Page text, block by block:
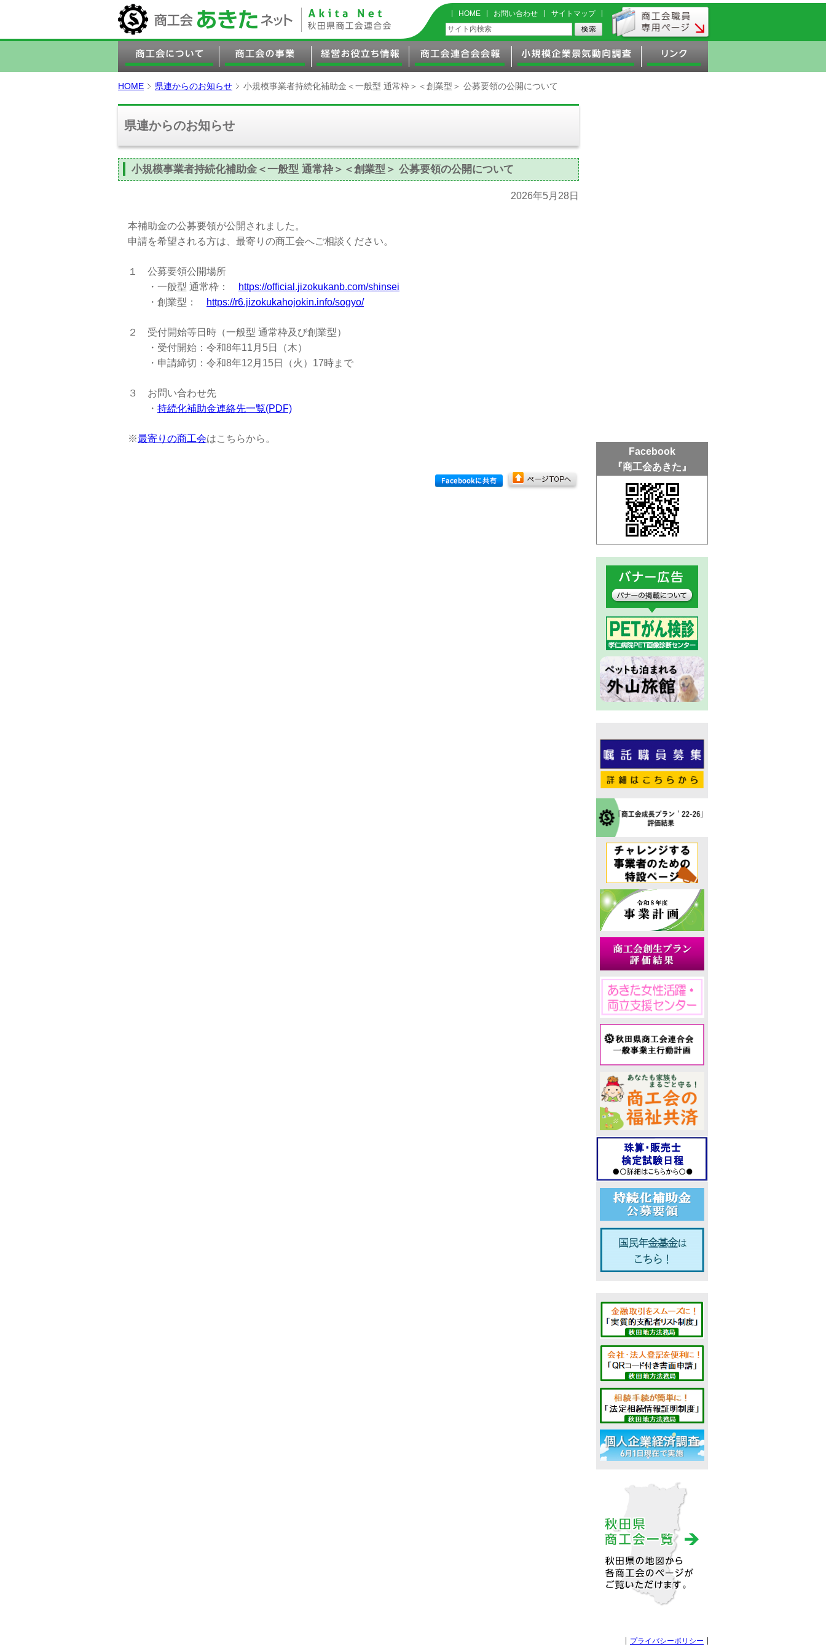
HOME お問い合わせ サイトマップ
HOME 県連からのお知らせ 小規模事業者持続化補助金＜一般型 通常枠＞＜創業型＞ 公募要領の公開について
県連からのお知らせ
小規模事業者持続化補助金＜一般型 通常枠＞＜創業型＞ 公募要領の公開について
2026年5月28日
本補助金の公募要領が公開されました。
申請を希望される方は、最寄りの商工会へご相談ください。
１ 公募要領公開場所
・一般型 通常枠：
https://official.jizokukanb.com/shinsei
・創業型：
https://r6.jizokukahojokin.info/sogyo/
２ 受付開始等日時（一般型 通常枠及び創業型）
・受付開始：令和8年11月5日（木）
・申請締切：令和8年12月15日（火）17時まで
３ お問い合わせ先
・ 持続化補助金連絡先一覧(PDF)
※最寄りの商工会はこちらから。
Facebook
『商工会あきた』
プライバシーポリシー